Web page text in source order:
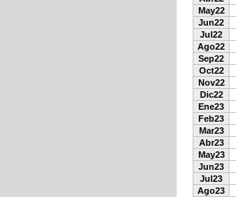
May22
Jun22
Jul22
Ago22
Sep22
Oct22
Nov22
Dic22
Ene23
Feb23
Mar23
Abr23
May23
Jun23
Jul23
Ago23